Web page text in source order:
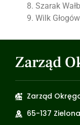
Szarak
Wilk Głogów
Zarząd
Zarząd
65-137